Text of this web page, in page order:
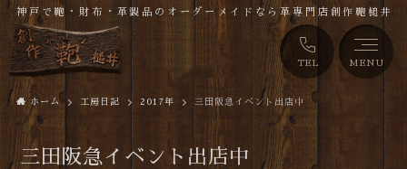
TEL MENU
神戸で鞄・財布・革製品のオーダーメイドなら革専門店創作鞄槌井
ホーム 工房日記 2017年 三田阪急イベント出店中
三田阪急イベント出店中